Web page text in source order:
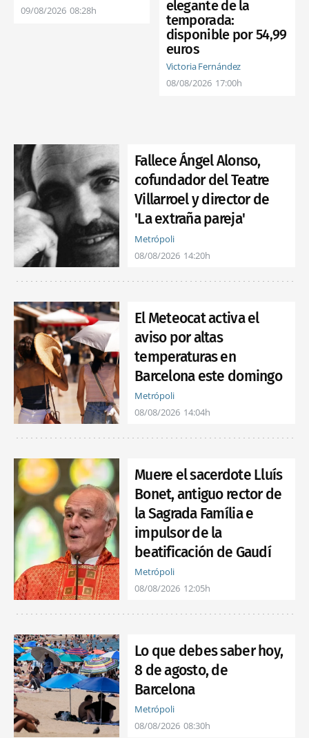
09/08/2026 08:28h
elegante de la
temporada:
disponible por 54,99
euros
Victoria Fernández
08/08/2026 17:00h
Fallece Ángel Alonso,
cofundador del Teatre
Villarroel y director de
'La extraña pareja'
Metrópoli
08/08/2026 14:20h
El Meteocat activa el
aviso por altas
temperaturas en
Barcelona este domingo
Metrópoli
08/08/2026 14:04h
Muere el sacerdote Lluís
Bonet, antiguo rector de
la Sagrada Família e
impulsor de la
beatificación de Gaudí
Metrópoli
08/08/2026 12:05h
Lo que debes saber hoy,
8 de agosto, de
Barcelona
Metrópoli
08/08/2026 08:30h